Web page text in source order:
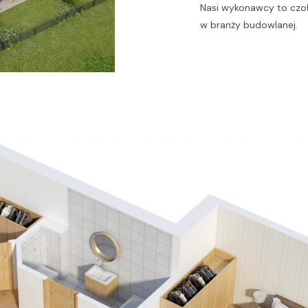
Nasi wykonawcy to
w branży budowlanej.